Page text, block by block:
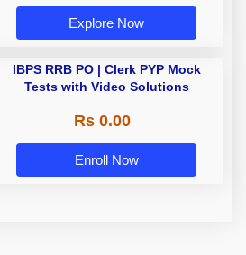
Explore Now
IBPS RRB PO | Clerk PYP Mock
Tests with Video Solutions
Rs 0.00
Enroll Now